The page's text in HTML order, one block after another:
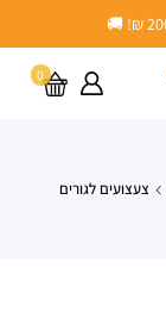
0
צעצועים לגורים